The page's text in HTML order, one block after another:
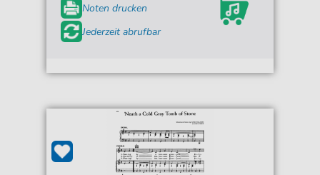
Noten drucken
Jederzeit abrufbar